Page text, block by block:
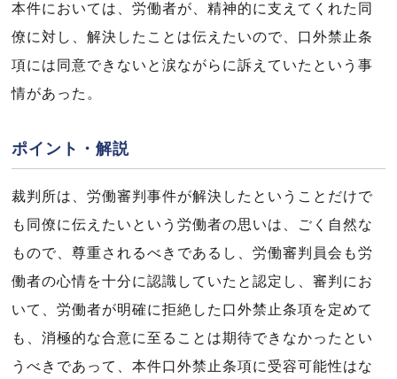
本件においては、労働者が、精神的に支えてくれた同
僚に対し、解決したことは伝えたいので、口外禁止条
項には同意できないと涙ながらに訴えていたという事
情があった。
ポイント・解説
裁判所は、労働審判事件が解決したということだけで
も同僚に伝えたいという労働者の思いは、ごく自然な
もので、尊重されるべきであるし、労働審判員会も労
働者の心情を十分に認識していたと認定し、審判にお
いて、労働者が明確に拒絶した口外禁止条項を定めて
も、消極的な合意に至ることは期待できなかったとい
うべきであって、本件口外禁止条項に受容可能性はな